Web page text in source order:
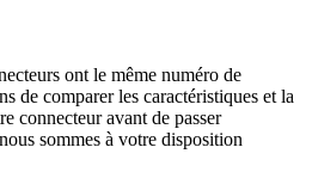
ont le même numéro de
de comparer les caractéristiques et la
connecteur avant de passer
sommes à votre disposition